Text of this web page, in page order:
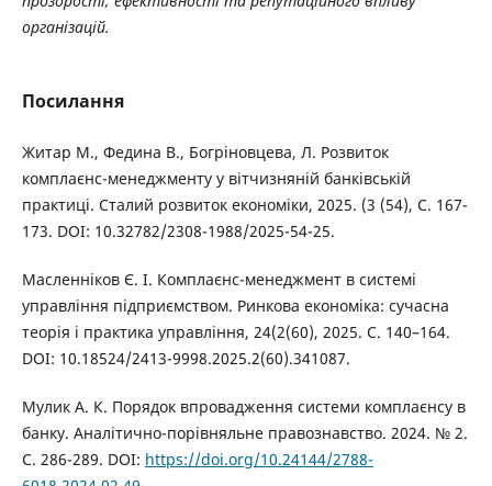
організацій.
Посилання
Житар М., Федина В., Богріновцева, Л. Розвиток
комплаєнс-менеджменту у вітчизняній банківській
практиці. Сталий розвиток економіки, 2025. (3 (54), С. 167-
173. DOI: 10.32782/2308-1988/2025-54-25.
Масленніков Є. І. Комплаєнс-менеджмент в системі
управління підприємством. Ринкова економіка: сучасна
теорія і практика управління, 24(2(60), 2025. C. 140–164.
DOI: 10.18524/2413-9998.2025.2(60).341087.
Мулик А. К. Порядок впровадження системи комплаєнсу в
банку. Аналітично-порівняльне правознавство. 2024. № 2.
С. 286-289. DOI: https://doi.org/10.24144/2788-